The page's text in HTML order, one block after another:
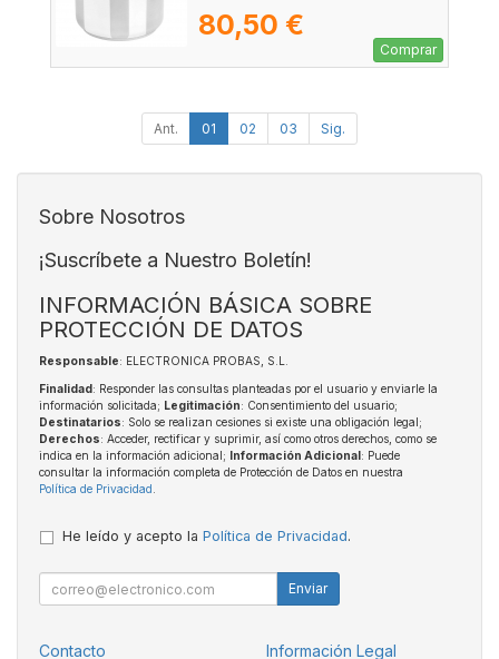
80,50 €
Comprar
Ant. 01 02 03 Sig.
Sobre Nosotros
¡Suscríbete a Nuestro Boletín!
INFORMACIÓN BÁSICA SOBRE
PROTECCIÓN DE DATOS
Responsable: ELECTRONICA PROBAS, S.L.
Finalidad : Responder las consultas planteadas por el usuario y enviarle la
información solicitada; Legitimación: Consentimiento del usuario;
Destinatarios: Solo se realizan cesiones si existe una obligación legal;
Derechos: Acceder, rectificar y suprimir, así como otros derechos, como se
indica en la información adicional;
Información Adicional : Puede
consultar la información completa de Protección de Datos en nuestra
Política de Privacidad .
He leído y acepto la Política de Privacidad.
Enviar
Contacto Información Legal